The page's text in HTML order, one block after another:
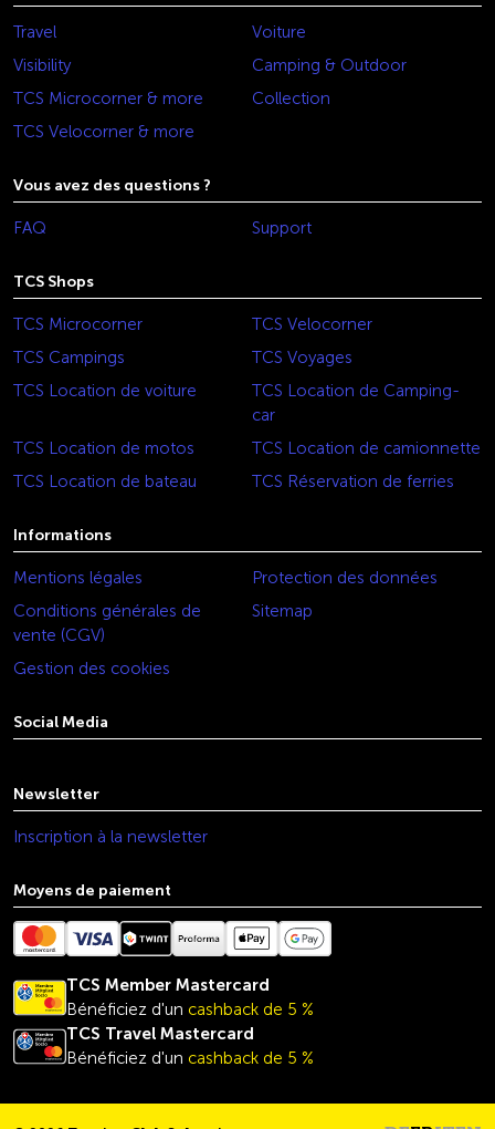
Travel
Voiture
Visibility
Camping & Outdoor
TCS Microcorner & more
Collection
TCS Velocorner & more
Vous avez des questions ?
FAQ Support
TCS Shops
TCS Microcorner
TCS Velocorner
TCS Campings
TCS Voyages
TCS Location de voiture
TCS Location de Camping-
car
TCS Location de motos
TCS Location de camionnette
TCS Location de bateau
TCS Réservation de ferries
Informations
Mentions légales
Protection des données
Conditions générales de
vente (CGV)
Sitemap
Gestion des cookies
Social Media
Newsletter
Inscription à la newsletter
Moyens de paiement
TCS Member Mastercard
Bénéficiez d'un cashback de 5 %
TCS Travel Mastercard
Bénéficiez d'un cashback de 5 %